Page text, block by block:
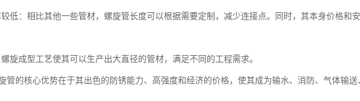
低：相比其他一些管材，螺旋管长度可以根据需要定制，减少连接点。同时，其本身价格和
旋成型工艺使其可以生产出大直径的管材，满足不同的工程需求。
管的核心优势在于其出色的防锈能力、高强度和经济的价格，使其成为输水、消防、气体输